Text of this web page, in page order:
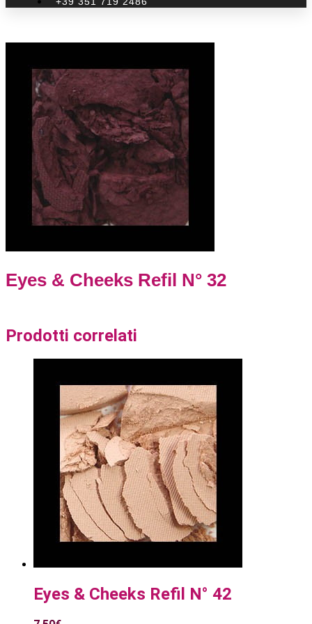
Eyes & Cheeks Refil N° 32
Prodotti correlati
Eyes & Cheeks Refil N° 42